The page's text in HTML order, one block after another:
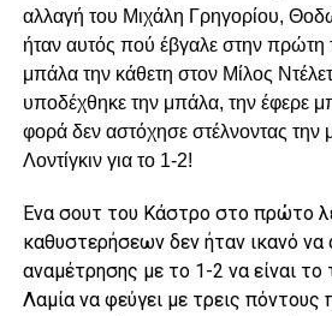
αλλαγή του Μιχάλη Γρηγορίου,
ήταν αυτός πού έβγαλε στην πρώτη
μπάλα την κάθετη στον Μίλος
υποδέχθηκε την μπάλα, την έφερε
φορά δεν αστόχησε στέλνοντας την
Λοντίγκιν για το 1-2!
Ένα σουτ του Κάστρο στο πρώτο
καθυστερήσεων δεν ήταν ικανό να
αναμέτρησης με το 1-2 να είναι το
Λαμία να φεύγει με τρεις πόντους